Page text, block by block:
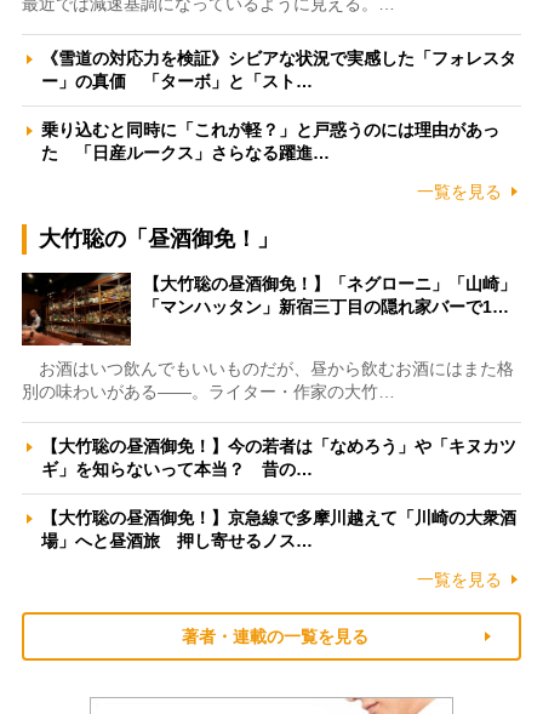
《雪道の対応力を検証》シビアな状況で実感した「フォレスタ
ー」の真価 「ターボ」と「スト…
乗り込むと同時に「これが軽？」と戸惑うのには理由があっ
た 「日産ルークス」さらなる躍進…
一覧を見る
大竹聡の「昼酒御免！」
【大竹聡の昼酒御免！】「ネグローニ」「山崎」
「マンハッタン」新宿三丁目の隠れ家バーで1…
お酒はいつ飲んでもいいものだが、昼から飲むお酒にはまた格
別の味わいがある――。ライター・作家の大竹…
【大竹聡の昼酒御免！】今の若者は「なめろう」や「キヌカツ
ギ」を知らないって本当？ 昔の…
【大竹聡の昼酒御免！】京急線で多摩川越えて「川崎の大衆酒
場」へと昼酒旅 押し寄せるノス…
一覧を見る
著者・連載の一覧を見る